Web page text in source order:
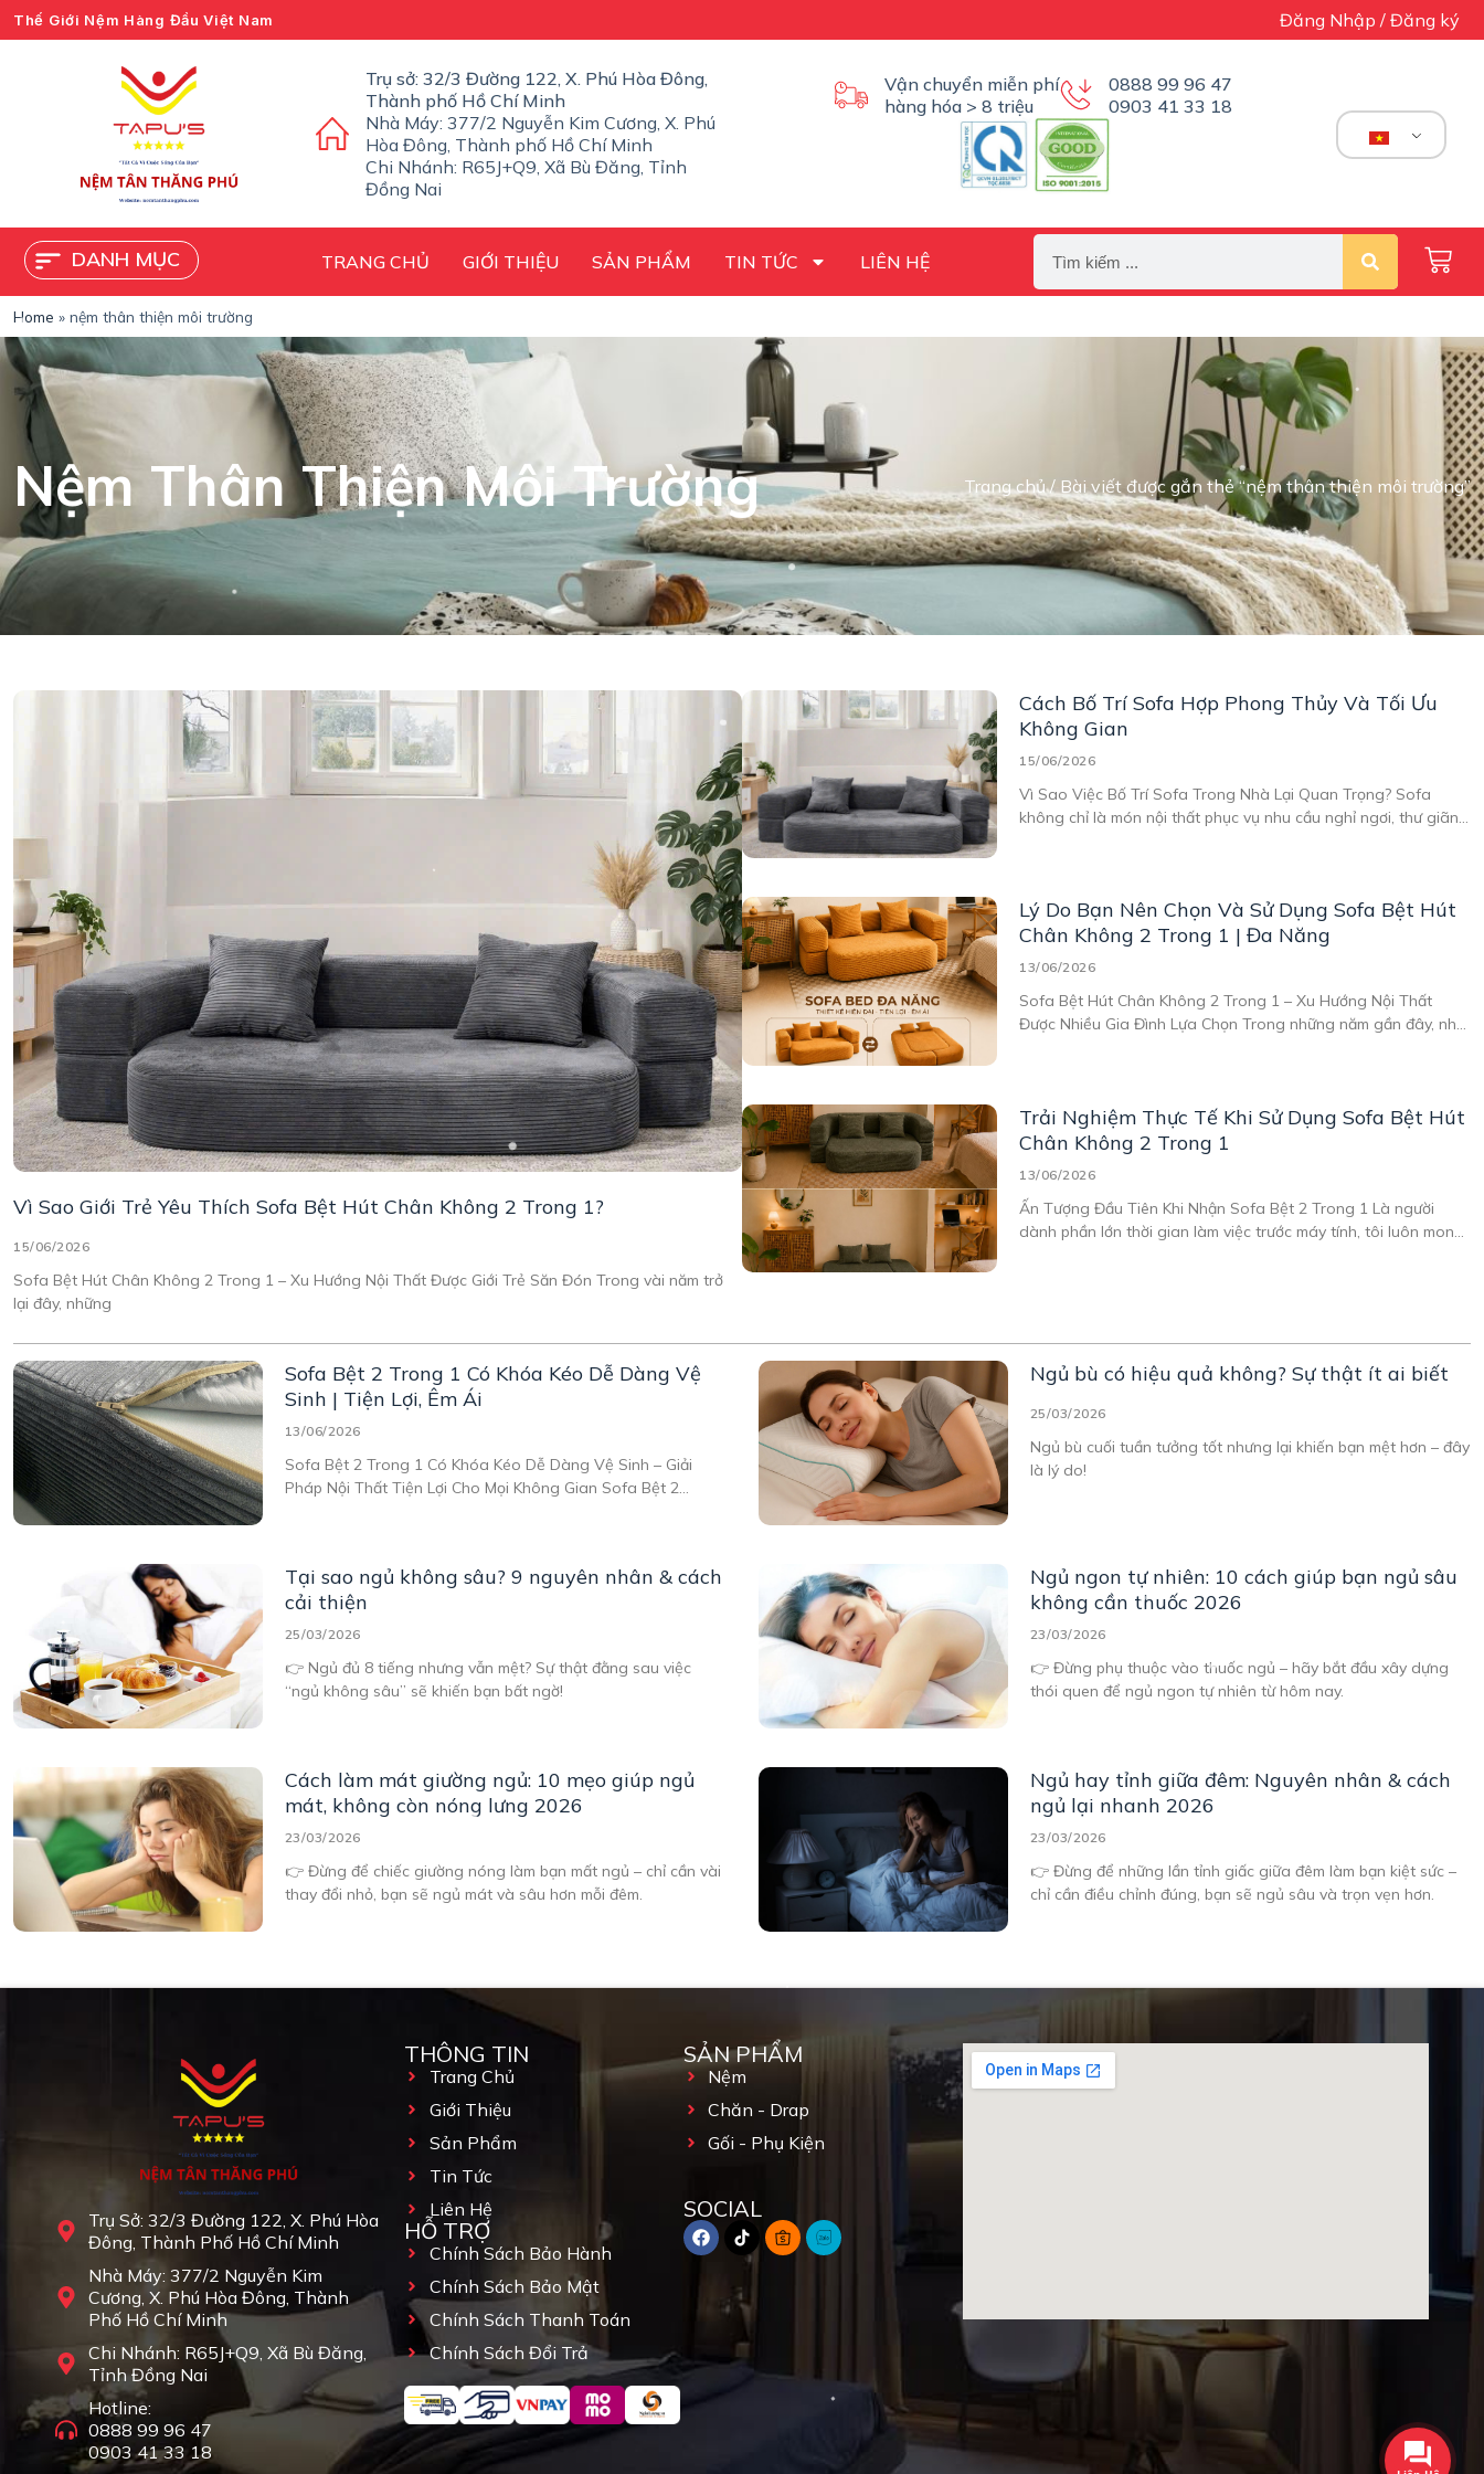
C
h
h
ầ
n
ộ
i
d
u
n
g
Thế Giới Nệm Hàng Đầu Việt Nam Đăng Nhập / Đăng ký
Trụ sở: 32/3 Đường 122, X. Phú Hòa Đông,
Thành phố Hồ Chí Minh
Nhà Máy: 377/2 Nguyễn Kim Cương, X. Phú
Hòa Đông, Thành phố Hồ Chí Minh
Chi Nhánh: R65J+Q9, Xã Bù Đăng, Tỉnh
Đồng Nai
Vận chuyển miễn phí
hàng hóa > 8 triệu
0888 99 96 47
0903 41 33 18
DANH MỤC TRANG CHỦ GIỚI THIỆU SẢN PHẨM TIN TỨC LIÊN HỆ
Home » nệm thân thiện môi trường
Nệm Thân Thiện Môi Trường Trang chủ/ Bài viết được gắn thẻ “nệm thân thiện môi trường”
Vì Sao Giới Trẻ Yêu Thích Sofa Bệt Hút Chân Không 2 Trong 1?
15/06/2026
Sofa Bệt Hút Chân Không 2 Trong 1 – Xu Hướng Nội Thất Được Giới Trẻ Săn Đón Trong vài năm trở
lại đây, những
Cách Bố Trí Sofa Hợp Phong Thủy Và Tối Ưu
Không Gian
15/06/2026
Vì Sao Việc Bố Trí Sofa Trong Nhà Lại Quan Trọng? Sofa
không chỉ là món nội thất phục vụ nhu cầu nghỉ ngơi, thư giãn
Lý Do Bạn Nên Chọn Và Sử Dụng Sofa Bệt Hút
Chân Không 2 Trong 1 | Đa Năng
13/06/2026
Sofa Bệt Hút Chân Không 2 Trong 1 – Xu Hướng Nội Thất
Được Nhiều Gia Đình Lựa Chọn Trong những năm gần đây, nhu
Trải Nghiệm Thực Tế Khi Sử Dụng Sofa Bệt Hút
Chân Không 2 Trong 1
13/06/2026
Ấn Tượng Đầu Tiên Khi Nhận Sofa Bệt 2 Trong 1 Là người
dành phần lớn thời gian làm việc trước máy tính, tôi luôn mong
Sofa Bệt 2 Trong 1 Có Khóa Kéo Dễ Dàng Vệ
Sinh | Tiện Lợi, Êm Ái
13/06/2026
Sofa Bệt 2 Trong 1 Có Khóa Kéo Dễ Dàng Vệ Sinh – Giải
Pháp Nội Thất Tiện Lợi Cho Mọi Không Gian Sofa Bệt 2
Ngủ bù có hiệu quả không? Sự thật ít ai biết
25/03/2026
Ngủ bù cuối tuần tưởng tốt nhưng lại khiến bạn mệt hơn – đây
là lý do!
Tại sao ngủ không sâu? 9 nguyên nhân & cách
cải thiện
25/03/2026
👉 Ngủ đủ 8 tiếng nhưng vẫn mệt? Sự thật đằng sau việc
“ngủ không sâu” sẽ khiến bạn bất ngờ!
Ngủ ngon tự nhiên: 10 cách giúp bạn ngủ sâu
không cần thuốc 2026
23/03/2026
👉 Đừng phụ thuộc vào thuốc ngủ – hãy bắt đầu xây dựng
thói quen để ngủ ngon tự nhiên từ hôm nay.
Cách làm mát giường ngủ: 10 mẹo giúp ngủ
mát, không còn nóng lưng 2026
23/03/2026
👉 Đừng để chiếc giường nóng làm bạn mất ngủ – chỉ cần vài
thay đổi nhỏ, bạn sẽ ngủ mát và sâu hơn mỗi đêm.
Ngủ hay tỉnh giữa đêm: Nguyên nhân & cách
ngủ lại nhanh 2026
23/03/2026
👉 Đừng để những lần tỉnh giấc giữa đêm làm bạn kiệt sức –
chỉ cần điều chỉnh đúng, bạn sẽ ngủ sâu và trọn vẹn hơn.
Trụ Sở: 32/3 Đường 122, X. Phú Hòa
Đông, Thành Phố Hồ Chí Minh
Nhà Máy: 377/2 Nguyễn Kim
Cương, X. Phú Hòa Đông, Thành
Phố Hồ Chí Minh
Chi Nhánh: R65J+Q9, Xã Bù Đăng,
Tỉnh Đồng Nai
Hotline:
0888 99 96 47
0903 41 33 18
THÔNG TIN
Trang Chủ
Giới Thiệu
Sản Phẩm
Tin Tức
Liên Hệ
HỖ TRỢ
Chính Sách Bảo Hành
Chính Sách Bảo Mật
Chính Sách Thanh Toán
Chính Sách Đổi Trả
SẢN PHẨM
Nệm
Chăn - Drap
Gối - Phụ Kiện
SOCIAL